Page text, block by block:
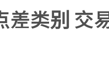
差类别 交